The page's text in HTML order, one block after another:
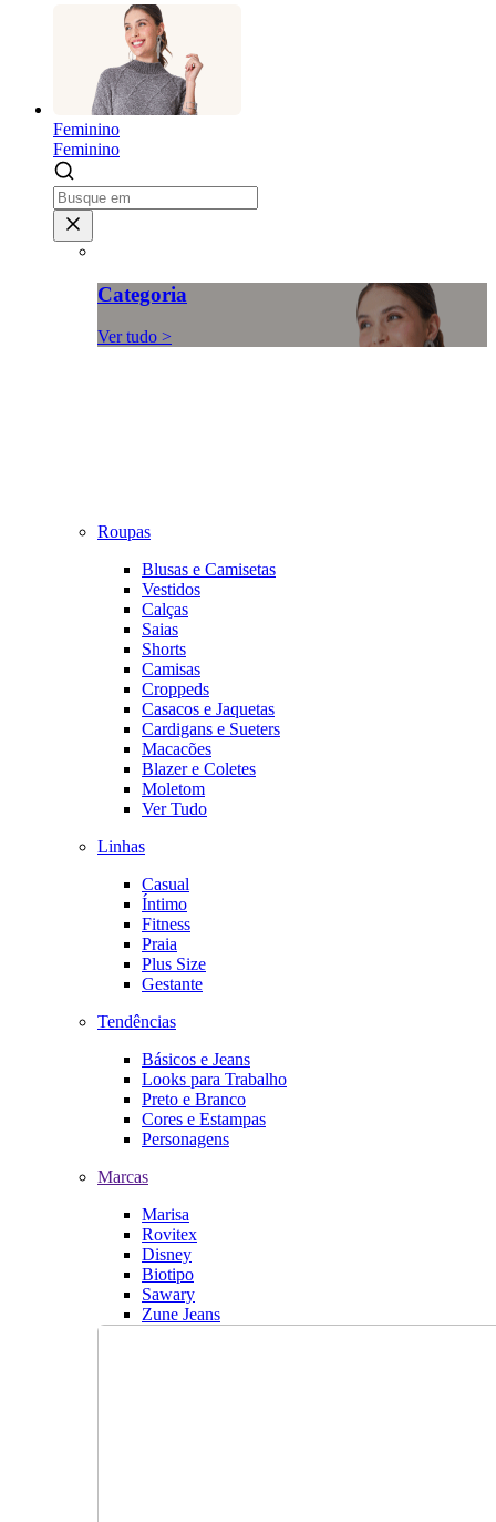
Feminino
Feminino
Categoria
Ver tudo >
Roupas
Blusas e Camisetas
Vestidos
Calças
Saias
Shorts
Camisas
Croppeds
Casacos e Jaquetas
Cardigans e Sueters
Macacões
Blazer e Coletes
Moletom
Ver Tudo
Linhas
Casual
Íntimo
Fitness
Praia
Plus Size
Gestante
Tendências
Básicos e Jeans
Looks para Trabalho
Preto e Branco
Cores e Estampas
Personagens
Marcas
Marisa
Rovitex
Disney
Biotipo
Sawary
Zune Jeans